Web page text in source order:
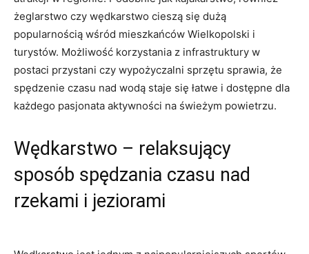
żeglarstwo czy wędkarstwo cieszą się dużą
popularnością wśród mieszkańców Wielkopolski i
turystów. Możliwość korzystania z infrastruktury w
postaci przystani czy wypożyczalni sprzętu sprawia, że
spędzenie czasu nad wodą staje się łatwe i dostępne dla
każdego pasjonata aktywności na świeżym powietrzu.
Wędkarstwo – relaksujący
sposób spędzania czasu nad
rzekami i jeziorami